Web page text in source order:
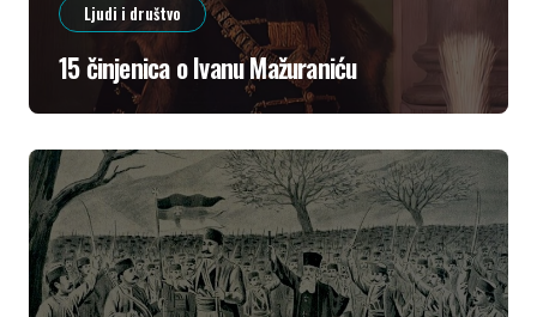
Ljudi i društvo
15 činjenica o Ivanu Mažuraniću